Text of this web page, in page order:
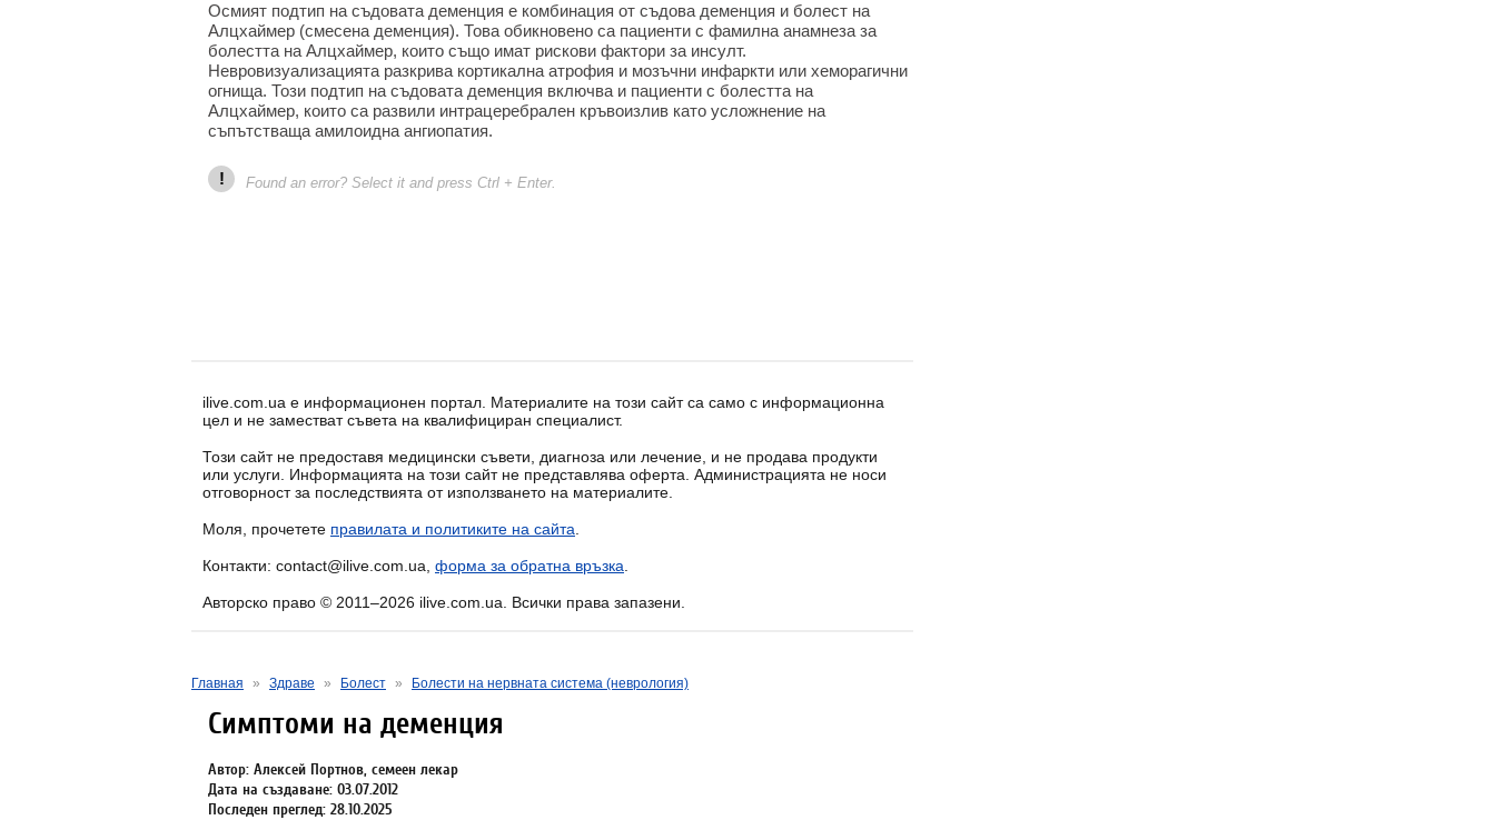
Осмият подтип на съдовата деменция е комбинация от съдова деменция и болест на
Алцхаймер (смесена деменция). Това обикновено са пациенти с фамилна анамнеза за
болестта на Алцхаймер, които също имат рискови фактори за инсулт.
Невровизуализацията разкрива кортикална атрофия и мозъчни инфаркти или хеморагични
огнища. Този подтип на съдовата деменция включва и пациенти с болестта на
Алцхаймер, които са развили интрацеребрален кръвоизлив като усложнение на
съпътстваща амилоидна ангиопатия.
! Found an error? Select it and press Ctrl + Enter.
ilive.com.ua е информационен портал. Материалите на този сайт са само с информационна
цел и не заместват съвета на квалифициран специалист.
Този сайт не предоставя медицински съвети, диагноза или лечение, и не продава продукти
или услуги. Информацията на този сайт не представлява оферта. Администрацията не носи
отговорност за последствията от използването на материалите.
Моля, прочетете правилата и политиките на сайта
Контакти: contact@ilive.com.ua, форма за обратна връзка
Авторско право © 2011–2026 ilive.com.ua. Всички права запазени.
Главная » Здраве » Болест » Болести на нервната система (неврология)
Симптоми на деменция
Автор: Алексей Портнов, семеен лекар
Дата на създаване: 03.07.2012
Последен преглед: 28.10.2025